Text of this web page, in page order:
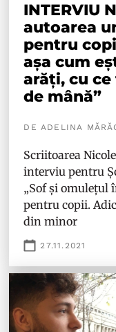
INTERVIU
autoarea
pentru
așa cum
arăți, cu
de mână”
DE ADELINA
Scriitoarea
interviu pentru
„Sof și omulețul
pentru copii.
din minor
27.11.2021